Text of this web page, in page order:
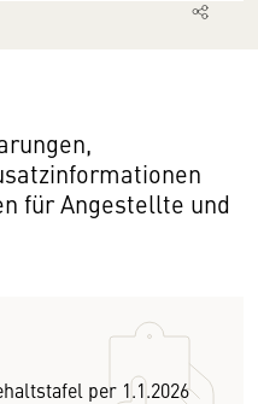
für Angestellte und
per 1.1.2026